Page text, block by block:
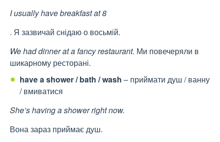
I usually have breakfast at 8
. Я зазвичай снідаю о восьмій.
We had dinner at a fancy restaurant. Ми повечеряли в
шикарному ресторані.
have a shower / bath / wash – приймати душ / ванну
/ вмиватися
She’s having a shower right now.
Вона зараз приймає душ.